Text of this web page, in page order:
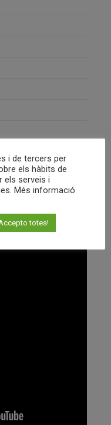
i de tercers per
els hàbits de
els serveis i
Més informació
totes!